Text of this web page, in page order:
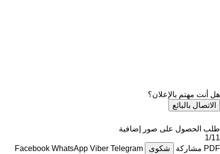
هل أنت مهتم بالإعلان؟
الاتصال بالبائع
طلب الحصول على صور إضافية
1/11
PDF مشاركة شكوى Facebook WhatsApp Viber Telegram